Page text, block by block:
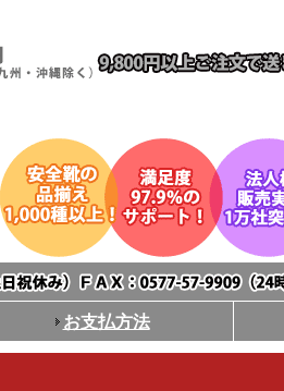
お支払方法